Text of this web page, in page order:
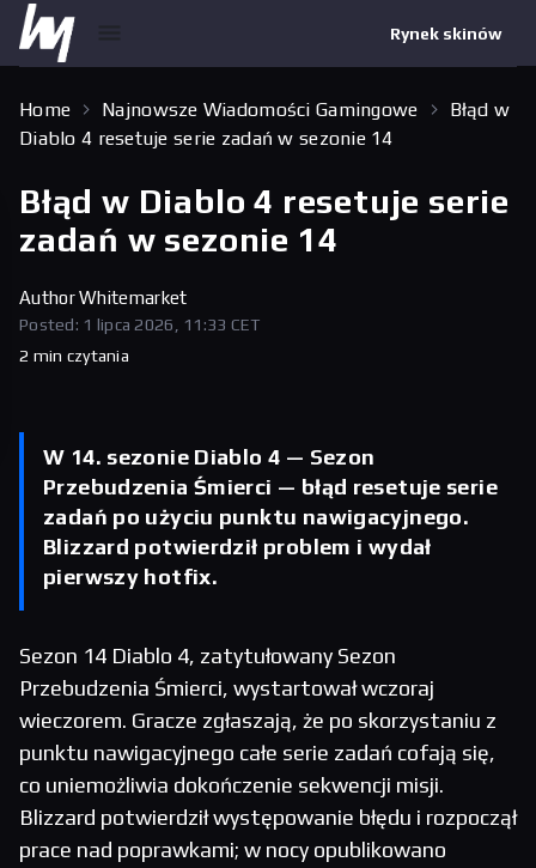
Rynek skinów
Home Najnowsze Wiadomości Gamingowe
Błąd w
Diablo 4 resetuje serie zadań w sezonie 14
Błąd w Diablo 4 resetuje serie
zadań w sezonie 14
AuthorWhitemarket
Posted: 1 lipca 2026, 11:33 CET
2 min czytania
W 14. sezonie Diablo 4 — Sezon
Przebudzenia Śmierci — błąd resetuje serie
zadań po użyciu punktu nawigacyjnego.
Blizzard potwierdził problem i wydał
pierwszy hotfix.
Sezon 14 Diablo 4, zatytułowany Sezon
Przebudzenia Śmierci, wystartował wczoraj
wieczorem. Gracze zgłaszają, że po skorzystaniu z
punktu nawigacyjnego całe serie zadań cofają się,
co uniemożliwia dokończenie sekwencji misji.
Blizzard potwierdził występowanie błędu i rozpoczął
prace nad poprawkami; w nocy opublikowano